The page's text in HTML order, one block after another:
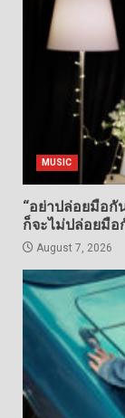
MUSIC
“อย่าปล่อยมือกั
ก็จะไม่ปล่อยมือ
August 7, 2026